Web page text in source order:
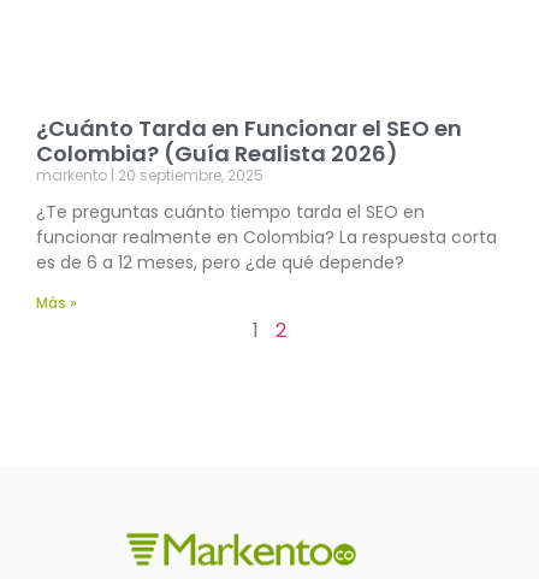
¿Cuánto Tarda en Funcionar el SEO en
Colombia? (Guía Realista 2026)
markento 20 septiembre, 2025
¿Te preguntas cuánto tiempo tarda el SEO en
funcionar realmente en Colombia? La respuesta corta
es de 6 a 12 meses, pero ¿de qué depende?
Más »
1 2